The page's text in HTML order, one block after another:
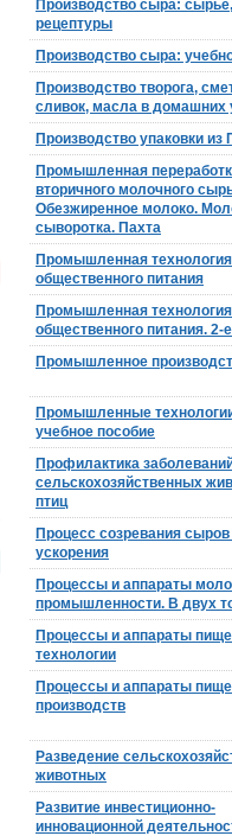
Производство сыра:
рецептуры
Производство сыра:
Производство творога,
сливок, масла в домашних
Производство упаковки из
Промышленная
вторичного молочного
Обезжиренное молоко.
сыворотка. Пахта
Промышленная
общественного питания
Промышленная
общественного питания. 2-
Промышленное
Промышленные
учебное пособие
Профилактика
сельскохозяйственных
птиц
Процесс созревания сыров
ускорения
Процессы и аппараты
промышленности. В двух
Процессы и аппараты
технологии
Процессы и аппараты
производств
Разведение
животных
Развитие инвестиционно-
инновационной